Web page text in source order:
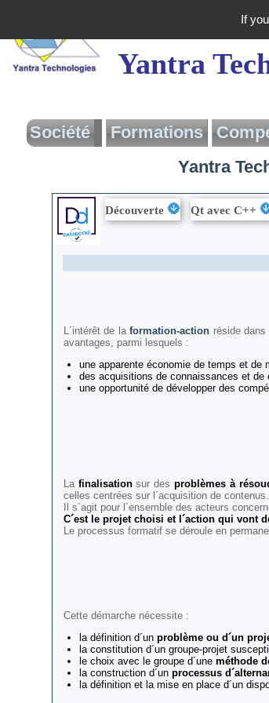
Yantra
Société
Présentation
Prestations
Besoin d'aide?
Interventions
Actualités
Documentation
Formations
Formation Action
Logigramme des
Formations
Yantra
Découverte Qt avec C++
L´intérêt de laformation-action réside
avantages, parmi lesquels :
une apparente économie de temps et de
des acquisitions de connaissances et
une opportunité de développer des
La finalisationsur desproblèmes à
celles centrées sur l´acquisition de contenus.
Il s´agit pour l´ensemble des acteurs
C´est le projet choisi et l´action qui vont
Le processus formatif se déroule en
Cette démarche nécessite :
la définition d´un problème ou d´un
la constitution d´un groupe-projet
le choix avec le groupe d´une méthode
la construction d´un processus
la définition et la mise en place d´un
If